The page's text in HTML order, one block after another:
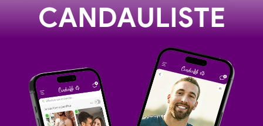
CANDAULISTE